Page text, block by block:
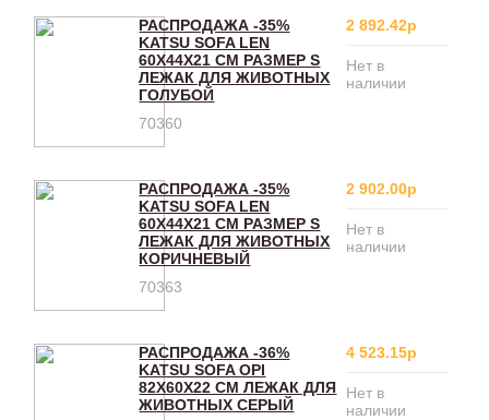
РАСПРОДАЖА -35%
KATSU SOFA LEN
60Х44Х21 СМ РАЗМЕР S
ЛЕЖАК ДЛЯ ЖИВОТНЫХ
ГОЛУБОЙ
70360
2 892.42р
Нет в
наличии
РАСПРОДАЖА -35%
KATSU SOFA LEN
60Х44Х21 СМ РАЗМЕР S
ЛЕЖАК ДЛЯ ЖИВОТНЫХ
КОРИЧНЕВЫЙ
70363
2 902.00р
Нет в
наличии
РАСПРОДАЖА -36%
KATSU SOFA OPI
82Х60Х22 СМ ЛЕЖАК ДЛЯ
ЖИВОТНЫХ СЕРЫЙ
4 523.15р
Нет в
наличии